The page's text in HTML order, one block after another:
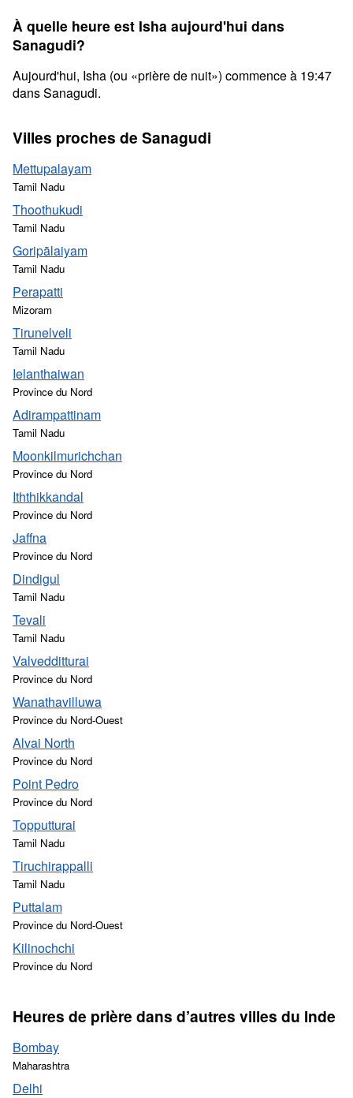
À quelle heure est Isha aujourd'hui dans
Sanagudi?
Aujourd'hui, Isha (ou «prière de nuit») commence à 19:47
dans Sanagudi.
Villes proches de Sanagudi
Mettupalayam
Tamil Nadu
Thoothukudi
Tamil Nadu
Goripālaiyam
Tamil Nadu
Perapatti
Mizoram
Tirunelveli
Tamil Nadu
Ielanthaiwan
Province du Nord
Adirampattinam
Tamil Nadu
Moonkilmurichchan
Province du Nord
Iththikkandal
Province du Nord
Jaffna
Province du Nord
Dindigul
Tamil Nadu
Tevali
Tamil Nadu
Valvedditturai
Province du Nord
Wanathavilluwa
Province du Nord-Ouest
Alvai North
Province du Nord
Point Pedro
Province du Nord
Topputturai
Tamil Nadu
Tiruchirappalli
Tamil Nadu
Puttalam
Province du Nord-Ouest
Kilinochchi
Province du Nord
Heures de prière dans d’autres villes du Inde
Bombay
Maharashtra
Delhi